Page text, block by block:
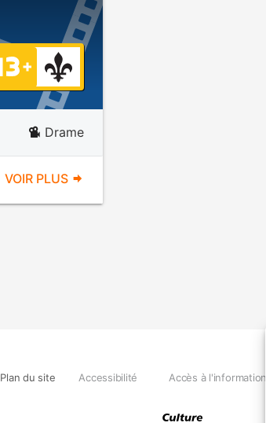
Drame
VOIR PLUS
Plan du site Accessibilité Accès à l'information